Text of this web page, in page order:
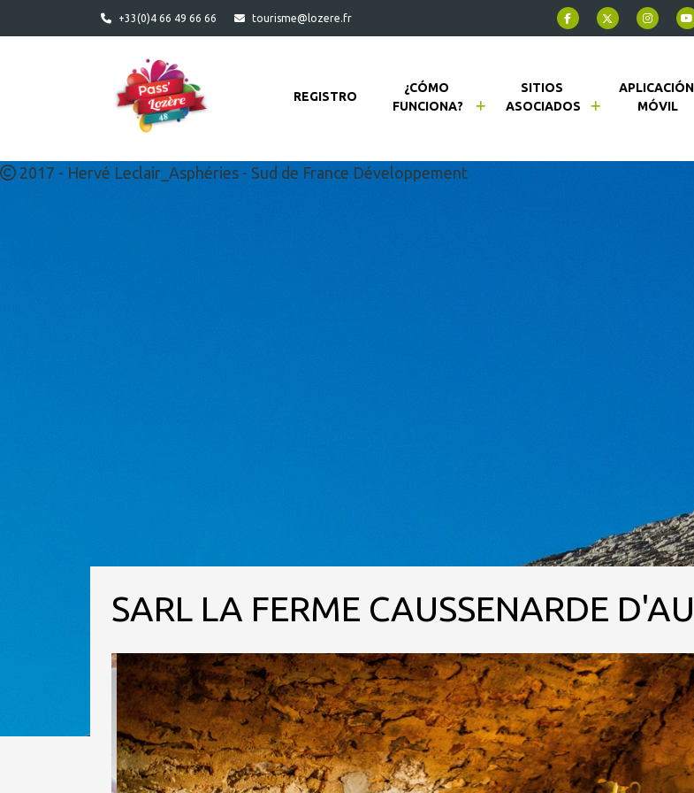
+33(0)4 66 49 66 66 tourisme@lozere.fr
REGISTRO
¿CÓMO
FUNCIONA?
SITIOS
ASOCIADOS
APLICACIÓN
MÓVIL
2017 - Hervé Leclair_Asphéries - Sud de France Développement
SARL LA FERME CAUSSENARDE